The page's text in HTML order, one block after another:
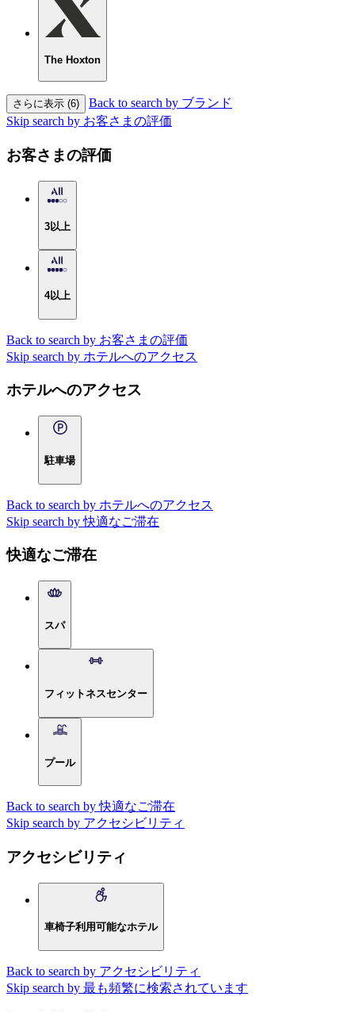
The Hoxton
さらに表示 (6)
Back to search by ブランド
Skip search by お客さまの評価
お客さまの評価
3以上
4以上
Back to search by お客さまの評価
Skip search by ホテルへのアクセス
ホテルへのアクセス
駐車場
Back to search by ホテルへのアクセス
Skip search by 快適なご滞在
快適なご滞在
スパ
フィットネスセンター
プール
Back to search by 快適なご滞在
Skip search by アクセシビリティ
アクセシビリティ
車椅子利用可能なホテル
Back to search by アクセシビリティ
Skip search by 最も頻繁に検索されています